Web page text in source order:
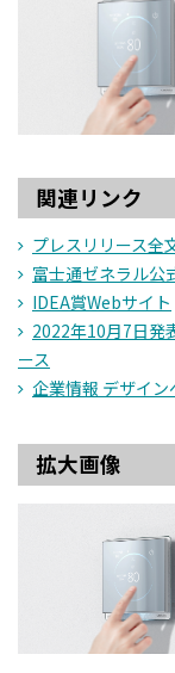
関連リンク
プレスリリース全
富士通ゼネラル公
IDEA賞Webサイト
2022年10月7日発
ース
企業情報 デザイ
拡大画像